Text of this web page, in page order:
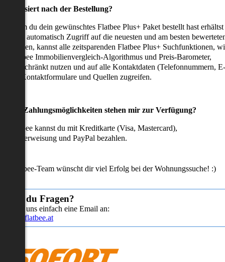
passiert nach der Bestellung?
du dein gewünschtes Flatbee Plus+ Paket bestellt hast erhältst
sofort automatisch Zugriff auf die neuesten und am besten
kannst alle zeitsparenden Flatbee Plus+ Suchfunktionen,
Flatbee Immobilienvergleich-Algorithmus und Preis-Barometer,
nutzen und auf alle Kontaktdaten (Telefonnummern, E-
Kontaktformulare und Quellen zugreifen.
Zahlungsmöglichkeiten stehen mir zur Verfügung?
Flatbee kannst du mit Kreditkarte (Visa, Mastercard),
und PayPal bezahlen.
Flatbee-Team wünscht dir viel Erfolg bei der Wohnungssuche! :)
Hast du Fragen?
Sende uns einfach eine Email an:
info@flatbee.at